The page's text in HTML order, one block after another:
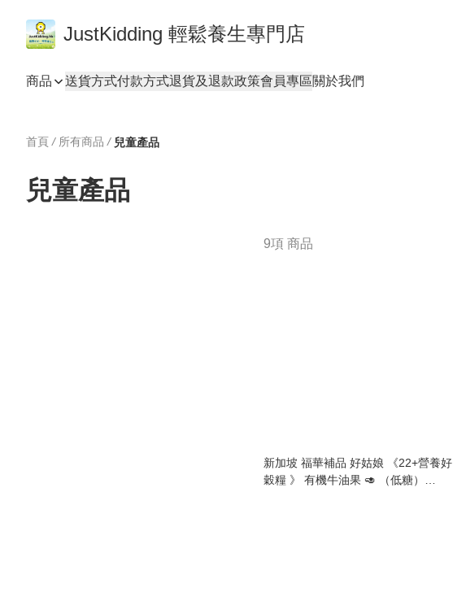
JustKidding 輕鬆養生專門店
商品 送貨方式付款方式退貨及退款政策會員專區關於我們
首頁 / 所有商品 / 兒童產品
兒童產品
9項 商品
新加坡 福華補品 好姑娘 《22+營養好
穀糧 》 有機牛油果 🥑 （低糖）